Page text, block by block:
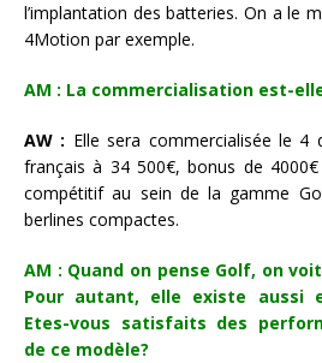
l’implantation des batteries. On a le
4Motion par exemple.
AM : La commercialisation est-
AW : Elle sera commercialisée le 4
français à 34 500€, bonus de
compétitif au sein de la gamme
berlines compactes.
AM : Quand on pense Golf, on
Pour autant, elle existe aussi
Etes-vous satisfaits des
de ce modèle?